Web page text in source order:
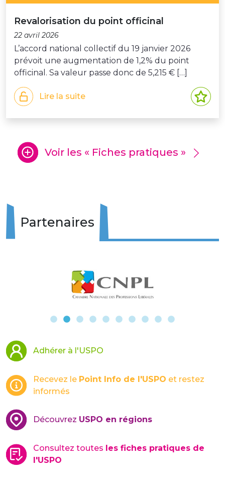
Revalorisation du point officinal
22 avril 2026
L’accord national collectif du 19 janvier 2026
prévoit une augmentation de 1,2% du point
officinal. Sa valeur passe donc de 5,215 € […]
Lire la suite
Voir les « Fiches pratiques »
Partenaires
Adhérer à l'USPO
Recevez le Point Info de l'USPO et restez
informés
Découvrez USPO en régions
Consultez toutes les fiches pratiques de
l'USPO